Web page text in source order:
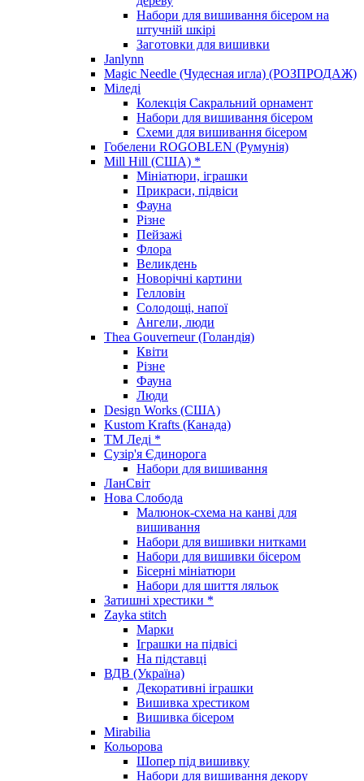
Набори для вишивання бісером на
штучній шкірі
Заготовки для вишивки
Janlynn
Magic Needle (Чудесная игла) (РОЗПРОДАЖ)
Міледі
Колекція Сакральний орнамент
Набори для вишивання бісером
Схеми для вишивання бісером
Гобелени ROGOBLEN (Румунія)
Mill Hill (США) *
Мініатюри, іграшки
Прикраси, підвіси
Фауна
Різне
Пейзажі
Флора
Великдень
Новорічні картини
Гелловін
Солодощі, напої
Ангели, люди
Thea Gouverneur (Голандія)
Квіти
Різне
Фауна
Люди
Design Works (США)
Kustom Krafts (Канада)
ТМ Леді *
Сузір'я Єдинорога
Набори для вишивання
ЛанСвіт
Нова Слобода
Малюнок-схема на канві для
вишивання
Набори для вишивки нитками
Набори для вишивки бісером
Бісерні мініатюри
Набори для шиття ляльок
Затишні хрестики *
Zayka stitch
Марки
Іграшки на підвісі
На підставці
ВДВ (Україна)
Декоративні іграшки
Вишивка хрестиком
Вишивка бісером
Mirabilia
Кольорова
Шопер під вишивку
Набори для вишивання декору